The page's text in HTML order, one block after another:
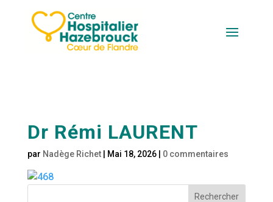
Dr Rémi LAURENT
par Nadège Richet| Mai 18, 2026| 0 commentaires
Rechercher